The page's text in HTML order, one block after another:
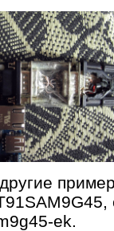
ek.